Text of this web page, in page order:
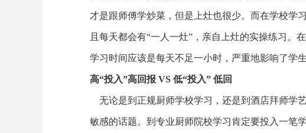
才是跟师傅学炒菜，但是上灶也很少。而在学校学
且每天都会有“一人一灶”，亲自上灶的实操练习。
学习时间应该是每天不足一小时，严重地影响了学
高“投入”高回报 VS 低“投入” 低回
无论是到正规厨师学校学习，还是到酒店拜师学
敏感的话题。到专业厨师院校学习肯定要投入一笔